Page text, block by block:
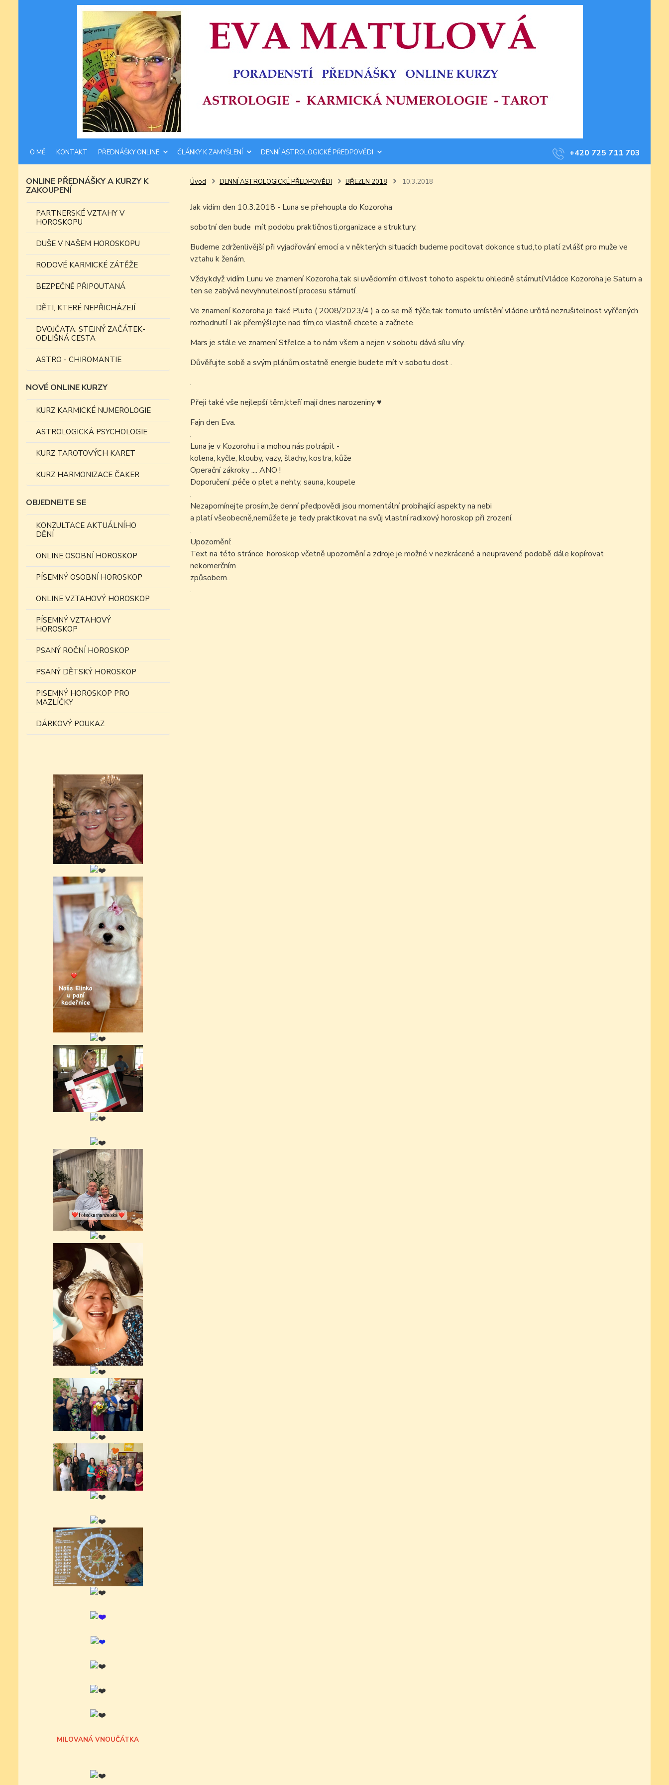
O MĚ KONTAKT PŘEDNÁŠKY ONLINE ČLÁNKY K ZAMYŠLENÍ DENNÍ ASTROLOGICKÉ PŘEDPOVĚDI +420 725 711 703
ONLINE PŘEDNÁŠKY A KURZY K
ZAKOUPENÍ
PARTNERSKÉ VZTAHY V
HOROSKOPU
DUŠE V NAŠEM HOROSKOPU
RODOVÉ KARMICKÉ ZÁTĚŽE
BEZPEČNĚ PŘIPOUTANÁ
DĚTI, KTERÉ NEPŘICHÁZEJÍ
DVOJČATA: STEJNÝ ZAČÁTEK-
ODLIŠNÁ CESTA
ASTRO - CHIROMANTIE
NOVÉ ONLINE KURZY
KURZ KARMICKÉ NUMEROLOGIE
ASTROLOGICKÁ PSYCHOLOGIE
KURZ TAROTOVÝCH KARET
KURZ HARMONIZACE ČAKER
OBJEDNEJTE SE
KONZULTACE AKTUÁLNÍHO
DĚNÍ
ONLINE OSOBNÍ HOROSKOP
PÍSEMNÝ OSOBNÍ HOROSKOP
ONLINE VZTAHOVÝ HOROSKOP
PÍSEMNÝ VZTAHOVÝ
HOROSKOP
PSANÝ ROČNÍ HOROSKOP
PSANÝ DĚTSKÝ HOROSKOP
PISEMNÝ HOROSKOP PRO
MAZLÍČKY
DÁRKOVÝ POUKAZ
MILOVANÁ VNOUČÁTKA
Úvod DENNÍ ASTROLOGICKÉ PŘEDPOVĚDI BŘEZEN 2018 10.3.2018
Jak vidím den 10.3.2018 - Luna se přehoupla do Kozoroha
sobotní den bude mít podobu praktičnosti,organizace a struktury.
Budeme zdrženlivější při vyjadřování emocí a v některých situacích budeme pocitovat dokonce stud,to platí zvlášť pro muže ve
vztahu k ženám.
Vždy,když vidím Lunu ve znamení Kozoroha,tak si uvědomím citlivost tohoto aspektu ohledně stárnutí.Vládce Kozoroha je Saturn a
ten se zabývá nevyhnutelností procesu stárnutí.
Ve znamení Kozoroha je také Pluto ( 2008/2023/4 ) a co se mě týče,tak tomuto umístění vládne určitá nezrušitelnost vyřčených
rozhodnutí.Tak přemýšlejte nad tím,co vlastně chcete a začnete.
Mars je stále ve znamení Střelce a to nám všem a nejen v sobotu dává sílu víry.
Důvěřujte sobě a svým plánům,ostatně energie budete mít v sobotu dost .
.
Přeji také vše nejlepší těm,kteří mají dnes narozeniny♥
Fajn den Eva.
.
Luna je v Kozorohu i a mohou nás potrápit -
kolena, kyčle, klouby, vazy, šlachy, kostra, kůže
Operační zákroky .... ANO !
Doporučení :péče o pleť a nehty, sauna, koupele
.
Nezapomínejte prosím,že denní předpovědi jsou momentální probíhající aspekty na nebi
a platí všeobecně,nemůžete je tedy praktikovat na svůj vlastní radixový horoskop při zrození.
.
Upozornění:
Text na této stránce ,horoskop včetně upozornění a zdroje je možné v nezkrácené a neupravené podobě dále kopírovat
nekomerčním
způsobem..
.